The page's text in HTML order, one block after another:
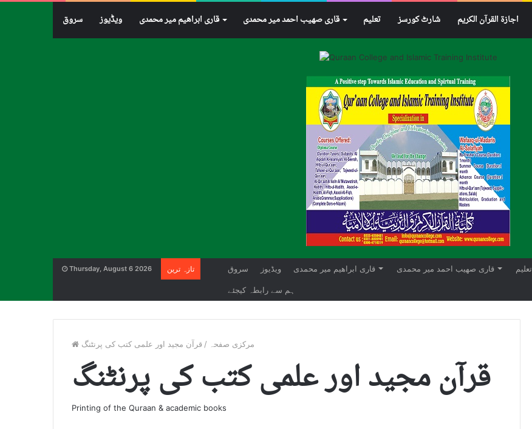
سروق ویڈیوز قاری ابراهيم میر محمدی قاری صھیب احمد میر محمدی تعلیم شارٹ کورسز اجازۃ القرآن الکریم
Thursday, August 6 2026 تازہ ترین سروق ویڈیوز قاری ابراهيم میر محمدی قاری صھیب احمد میر محمدی تعلیم
ہم سے رابطہ کیجئے
مرکزی صفحہ / قرآن مجید اور علمی کتب کی پرنٹنگ
قرآن مجید اور علمی کتب کی پرنٹنگ
Printing of the Quraan & academic books